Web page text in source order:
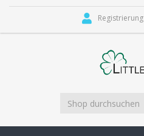
Registrierung